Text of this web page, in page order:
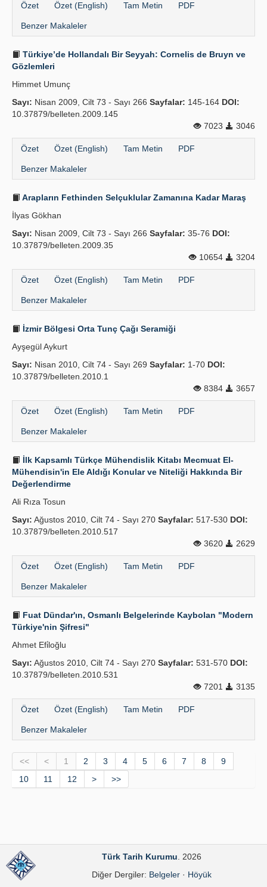
Özet Özet (English) Tam Metin PDF
Benzer Makaleler
Türkiye’de Hollandalı Bir Seyyah: Cornelis de Bruyn ve
Gözlemleri
Himmet Umunç
Sayı: Nisan 2009, Cilt 73 - Sayı 266 Sayfalar: 145-164 DOI:
10.37879/belleten.2009.145
7023
3046
Özet Özet (English) Tam Metin PDF
Benzer Makaleler
Arapların Fethinden Selçuklular Zamanına Kadar Maraş
İlyas Gökhan
Sayı: Nisan 2009, Cilt 73 - Sayı 266 Sayfalar: 35-76 DOI:
10.37879/belleten.2009.35
10654
3204
Özet Özet (English) Tam Metin PDF
Benzer Makaleler
İzmir Bölgesi Orta Tunç Çağı Seramiği
Ayşegül Aykurt
Sayı: Nisan 2010, Cilt 74 - Sayı 269 Sayfalar: 1-70 DOI:
10.37879/belleten.2010.1
8384
3657
Özet Özet (English) Tam Metin PDF
Benzer Makaleler
İlk Kapsamlı Türkçe Mühendislik Kitabı Mecmuat El-
Mühendisin'in Ele Aldığı Konular ve Niteliği Hakkında Bir
Değerlendirme
Ali Rıza Tosun
Sayı: Ağustos 2010, Cilt 74 - Sayı 270 Sayfalar: 517-530 DOI:
10.37879/belleten.2010.517
3620
2629
Özet Özet (English) Tam Metin PDF
Benzer Makaleler
Fuat Dündar'ın, Osmanlı Belgelerinde Kaybolan "Modern
Türkiye'nin Şifresi"
Ahmet Efi̇loğlu
Sayı: Ağustos 2010, Cilt 74 - Sayı 270 Sayfalar: 531-570 DOI:
10.37879/belleten.2010.531
7201
3135
Özet Özet (English) Tam Metin PDF
Benzer Makaleler
<< < 1 2 3 4 5 6 7 8
9
10
11 12 > >>
Türk Tarih Kurumu . 2026
Diğer Dergiler: Belgeler· Höyük